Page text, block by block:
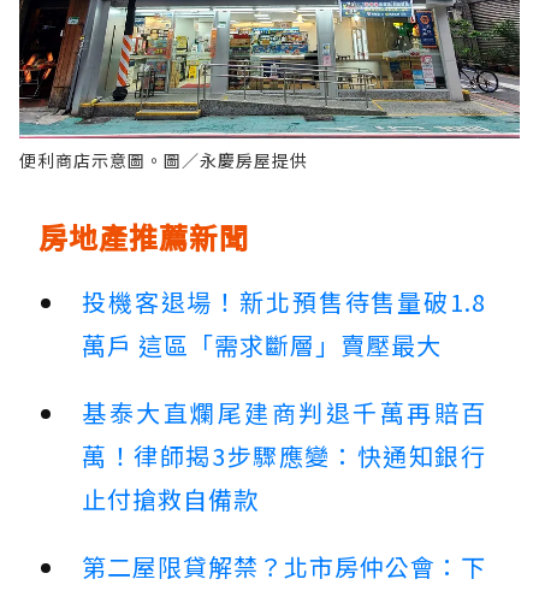
便利商店示意圖。圖／永慶房屋提供
房地產推薦新聞
投機客退場！新北預售待售量破1.8
萬戶 這區「需求斷層」賣壓最大
基泰大直爛尾建商判退千萬再賠百
萬！律師揭3步驟應變：快通知銀行
止付搶救自備款
第二屋限貸解禁？北市房仲公會：下